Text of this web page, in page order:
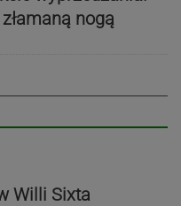
nogą
Willi Sixta